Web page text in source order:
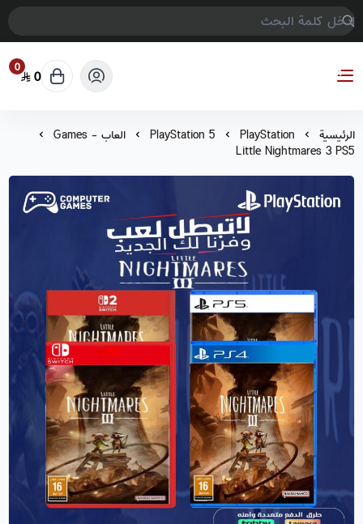
COMPTER GAMES
0 0
الرئيسية PlayStation
PlayStation 5 العاب - Games
Little Nightmares 3 PS5